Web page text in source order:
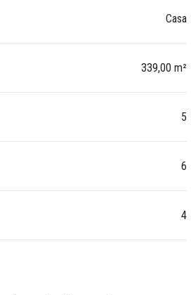
Casa
339,00 m²
5
6
4